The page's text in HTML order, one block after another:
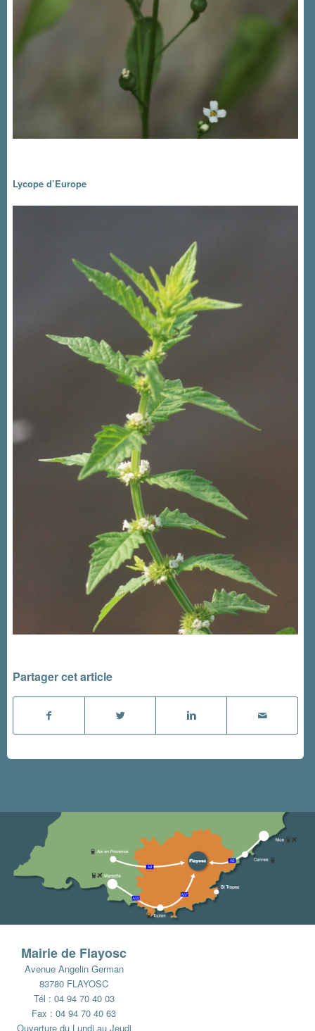
Lycope d’Europe
Partager cet article
Mairie de Flayosc
Avenue Angelin German
83780 FLAYOSC
Tél : 04 94 70 40 03
Fax : 04 94 70 40 63
Ouverture du Lundi au Jeudi